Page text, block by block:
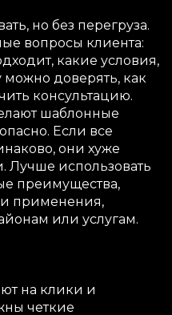
но без перегруза.
вопросы клиента:
какие условия,
можно доверять, как
консультацию.
шаблонные
Если все
они хуже
использовать
преимущества,
применения,
или услугам.
на клики и
четкие